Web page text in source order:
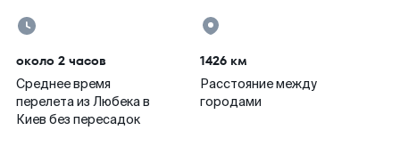
около 2 часов
Среднее время
перелета из Любека в
Киев без пересадок
1426 км
Расстояние между
городами